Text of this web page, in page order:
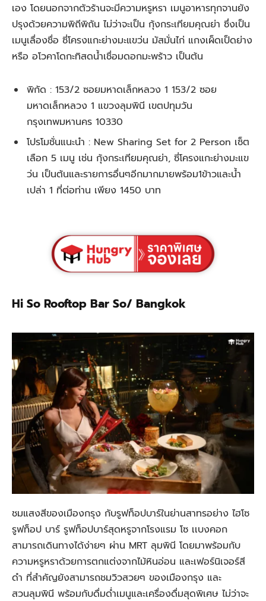
เอง โดยนอกจากตัวร้านจะมีความหรูหรา เมนูอาหารทุกจานยัง
ปรุงด้วยความพิถีพิถัน ไม่ว่าจะเป็น กุ้งกระเทียมคุณย่า ซึ่งเป็น
เมนูเลื่องชื่อ ซี่โครงแกะย่างมะแขว่น มัสมั่นไก่ แกงเผ็ดเป็ดย่าง
หรือ อโวคาโดกะทิสดน้ำเชื่อมดอกมะพร้าว เป็นต้น
พิกัด : 153/2 ซอยมหาดเล็กหลวง 1 153/2 ซอย
มหาดเล็กหลวง 1 แขวงลุมพินี เขตปทุมวัน
กรุงเทพมหานคร 10330
โปรโมชั่นแนะนำ : New Sharing Set for 2 Person เซ็ต
เลือก 5 เมนู เช่น กุ้งกระเทียมคุณย่า, ซี่โครงแกะย่างมะแข
ว่น เป็นต้นและรายการอื่นๆอีกมากมายพร้อม1ข้าวและน้ำ
เปล่า 1 ที่ต่อท่าน เพียง 1450 บาท
Hi So Rooftop Bar So/ Bangkok
ชมแสงสีของเมืองกรุง กับรูฟท็อปบาร์ในย่านสาทรอย่าง ไฮโซ
รูฟท็อป บาร์ รูฟท็อปบาร์สุดหรูจากโรงแรม โซ เเบงคอก
สามารถเดินทางได้ง่ายๆ ผ่าน MRT ลุมพินี โดยมาพร้อมกับ
ความหรูหราด้วยการตกแต่งจากไม้หินอ่อน และเฟอร์นิเจอร์สี
ดำ ที่สำคัญยังสามารถชมวิวสวยๆ ของเมืองกรุง และ
สวนลุมพินี พร้อมกับดื่มด่ำเมนูและเครื่องดื่มสุดพิเศษ ไม่ว่าจะ